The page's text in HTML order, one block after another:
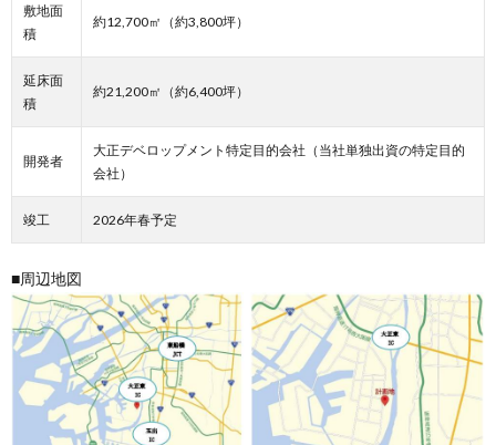
敷地面
積
約12,700㎡（約3,800坪）
延床面
積
約21,200㎡（約6,400坪）
開発者
大正デベロップメント特定目的会社（当社単独出資の特定目的
会社）
竣工 2026年春予定
■周辺地図